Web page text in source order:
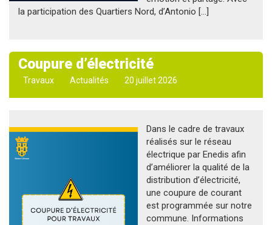
la participation des Quartiers Nord, d’Antonio […]
Coupure d’électricité
Travaux Actualités 20 juillet 2026
Dans le cadre de travaux
réalisés sur le réseau
électrique par Enedis afin
d’améliorer la qualité de la
distribution d’électricité,
une coupure de courant
est programmée sur notre
commune. Informations